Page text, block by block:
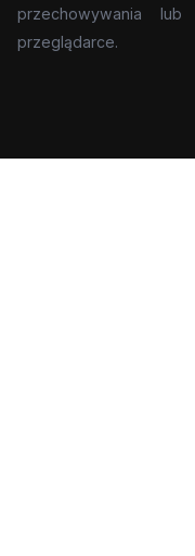
przechowywania
przeglądarce.